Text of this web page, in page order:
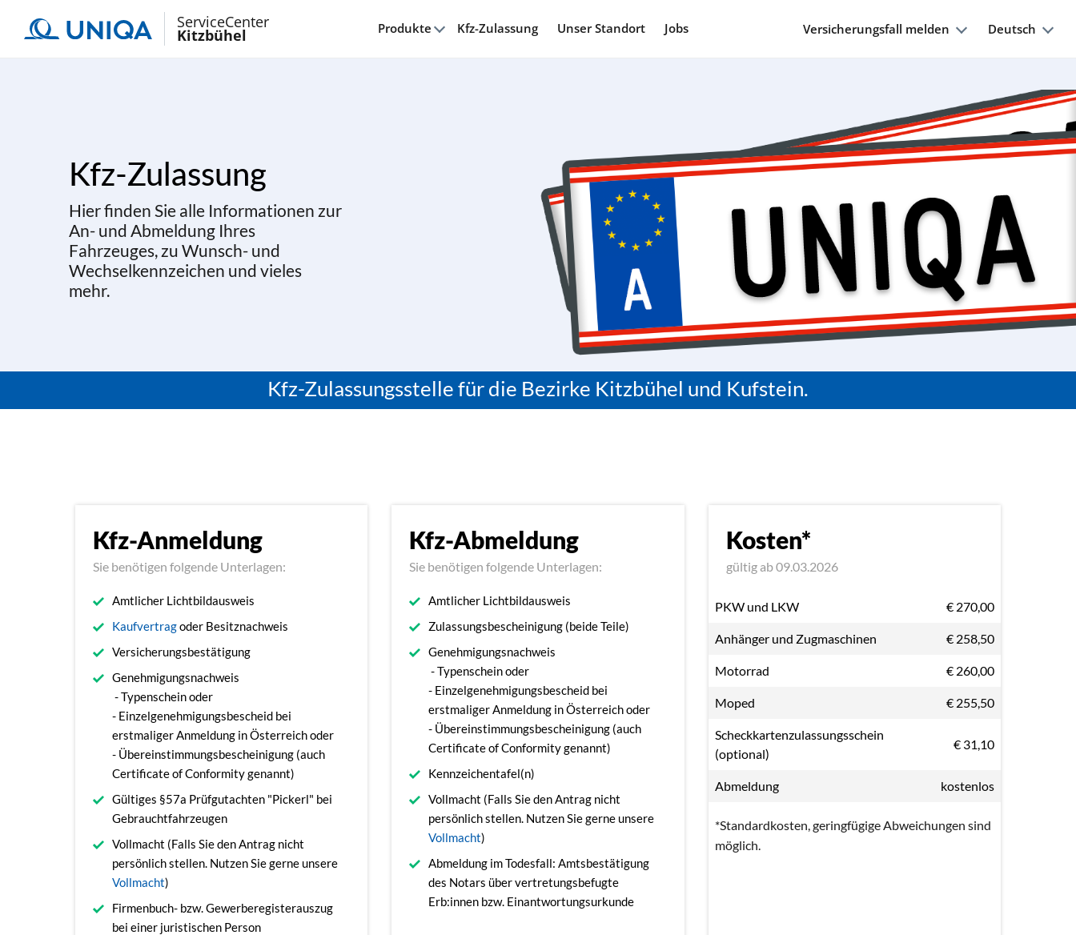
ServiceCenter
Kitzbühel Produkte Kfz-Zulassung Unser Standort Jobs Versicherungsfall melden Deutsch
Kfz-Zulassung
Hier finden Sie alle Informationen zur
An- und Abmeldung Ihres
Fahrzeuges, zu Wunsch- und
Wechselkennzeichen und vieles
mehr.
Kfz-Zulassungsstelle für die Bezirke Kitzbühel und Kufstein.
Kfz-Anmeldung
Sie benötigen folgende Unterlagen:
Amtlicher Lichtbildausweis
Kaufvertragoder Besitznachweis
Versicherungsbestätigung
Genehmigungsnachweis
- Typenschein oder
- Einzelgenehmigungsbescheid bei
erstmaliger Anmeldung in Österreich oder
- Übereinstimmungsbescheinigung (auch
Certificate of Conformity genannt)
Gültiges §57a Prüfgutachten "Pickerl" bei
Gebrauchtfahrzeugen
Vollmacht (Falls Sie den Antrag nicht
persönlich stellen. Nutzen Sie gerne unsere
Vollmacht)
Firmenbuch- bzw. Gewerberegisterauszug
bei einer juristischen Person
Kfz-Abmeldung
Sie benötigen folgende Unterlagen:
Amtlicher Lichtbildausweis
Zulassungsbescheinigung (beide Teile)
Genehmigungsnachweis
- Typenschein oder
- Einzelgenehmigungsbescheid bei
erstmaliger Anmeldung in Österreich oder
- Übereinstimmungsbescheinigung (auch
Certificate of Conformity genannt)
Kennzeichentafel(n)
Vollmacht (Falls Sie den Antrag nicht
persönlich stellen. Nutzen Sie gerne unsere
Vollmacht)
Abmeldung im Todesfall: Amtsbestätigung
des Notars über vertretungsbefugte
Erb:innen bzw. Einantwortungsurkunde
Kosten*
gültig ab 09.03.2026
PKW und LKW € 270,00
Anhänger und Zugmaschinen € 258,50
Motorrad € 260,00
Moped € 255,50
Scheckkartenzulassungsschein
(optional)
€ 31,10
Abmeldung kostenlos
*Standardkosten, geringfügige Abweichungen sind
möglich.